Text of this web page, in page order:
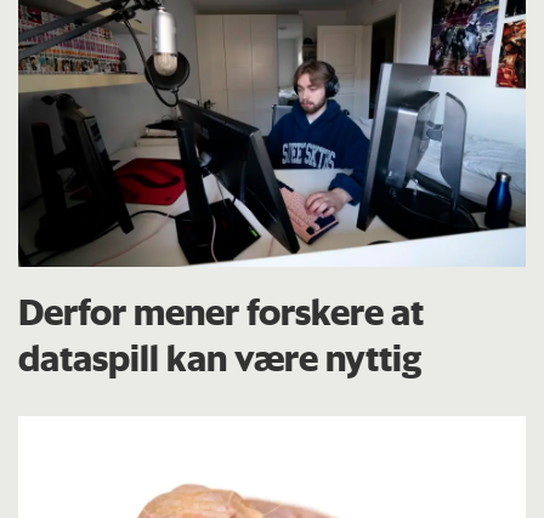
Derfor mener forskere at
dataspill kan være nyttig